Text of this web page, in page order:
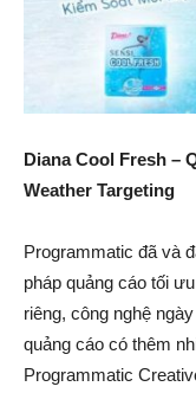
Diana Cool Fresh –
Weather Targeting
Programmatic đã và
pháp quảng cáo tối
riêng, công nghệ
quảng cáo có thêm
Programmatic